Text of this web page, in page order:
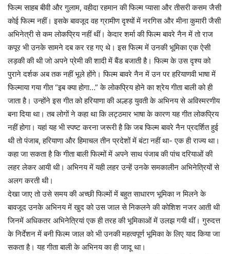
फिल्म साहब बीवी और गुलाम, वहीदा रहमान की फिल्म प्यासा और तीसरी कसम जैसी
कोई फिल्म नहीं। इसके बावजूद वह ग्रामीण दृश्यों में नरगिस और मीना कुमारी जैसी
अभिनेत्री से कम लोकप्रिय नहीं थीं। केदार शर्मा की फिल्म बावरे नैन में तो राज
कपूर भी उनके सामने दब कर रह गए थे। इस फिल्म में उनकी भूमिका एक ऐसी
लड़की की थी जो अपने प्रेमी की शादी में बैंड बजाती है। फिल्म के उस दृश्य को
पुराने दर्शक अब तक नहीं भूले होंगे। फिल्म बावरे नैन में उन पर हरियाणवी भाषा में
फिल्माया गया गीत “इब क्या होगा…” के लोकप्रिय होने का श्रेय गीता बाली को ही
जाता है। उन्होंने इस गीत को हरियाणा की अल्हड़ युवती के अभिनय से अविस्मरणीय
बना दिया था। तब लोगों ने कहा था कि लट्ठमार भाषा के कारण यह गीत लोकप्रिय
नहीं होगा। यहां यह भी स्पष्ट करना जरूरी है कि जब फिल्म बावरे नैन प्रदर्शित हुई
थी तो पंजाब, हरियाणा और हिमाचल तीन प्रदेशों में बंटा नहीं था- एक ही राज्य था।
कहा जा सकता है कि गीता बाली फिल्मों में अपने साथ पंजाब की पांच दरियाओं की
लहर लेकर आयी थी। अभिनय में यही लहर उन्हें उनके समकालीन अभिनेत्रियों से
अलग करती थी।
देखा जाए तो उसे समय की अच्छी फिल्मों में बहुत साधारण भूमिका न मिलने के
बावजूद उनके अभिनय में खुद को उस जाल से निकलने की कोशिश नजर आती थी
जिनमें अधिकतर अभिनेत्रियां एक ही तरह की भूमिकाओं में उलझ गयी थीं। गुरुदत्त
के निर्देशन में बनी फिल्म जाल को भी उनकी महत्वपूर्ण भूमिका के लिए याद किया जा
सकता है। यह गीता बाली के अभिनय का ही जादू था।